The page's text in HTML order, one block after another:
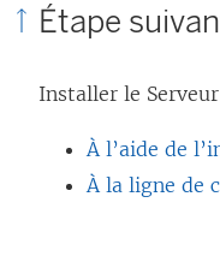
Étape
Installer le
À l’aide de
À la ligne de